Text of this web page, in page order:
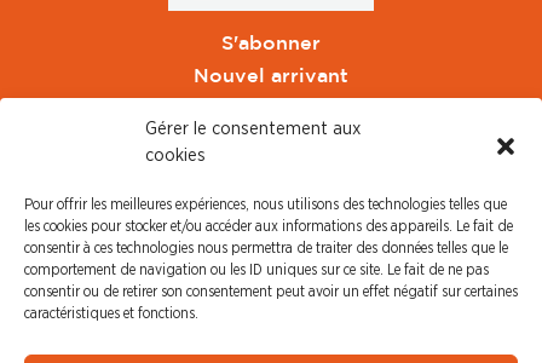
Gérer le consentement aux
cookies
Pour offrir les meilleures expériences, nous utilisons des technologies telles que
les cookies pour stocker et/ou accéder aux informations des appareils. Le fait de
consentir à ces technologies nous permettra de traiter des données telles que le
comportement de navigation ou les ID uniques sur ce site. Le fait de ne pas
consentir ou de retirer son consentement peut avoir un effet négatif sur certaines
caractéristiques et fonctions.
S'abonner
Nouvel arrivant
CFDT Cadres
CFDT Retraités
L'UFFA
PRESSE